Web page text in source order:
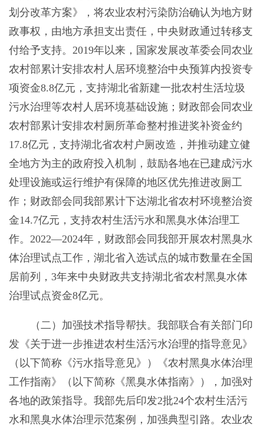
划分改革方案》，将农业农村污染防治确认为地方财
政事权，由地方承担支出责任，中央财政通过转移支
付给予支持。2019年以来，国家发展改革委会同农业
农村部累计安排农村人居环境整治中央预算内投资专
项资金8.8亿元，支持湖北省新建一批农村生活垃圾
污水治理等农村人居环境基础设施；财政部会同农业
农村部累计安排农村厕所革命整村推进奖补资金约
17.8亿元，支持湖北省农村户厕改造，并推动建立健
全地方为主的政府投入机制，鼓励各地在已建成污水
处理设施或运行维护有保障的地区优先推进改厕工
作；财政部会同我部累计下达湖北省农村环境整治资
金14.7亿元，支持农村生活污水和黑臭水体治理工
作。2022—2024年，财政部会同我部开展农村黑臭水
体治理试点工作，湖北省入选试点的城市数量在全国
居前列，3年来中央财政共支持湖北省农村黑臭水体
治理试点资金8亿元。
（二）加强技术指导帮扶。我部联合有关部门印
发《关于进一步推进农村生活污水治理的指导意见》
（以下简称《污水指导意见》）《农村黑臭水体治理
工作指南》（以下简称《黑臭水体指南》），加强对
各地的政策指导。我部先后印发2批24个农村生活污
水和黑臭水体治理示范案例，加强典型引路。农业农